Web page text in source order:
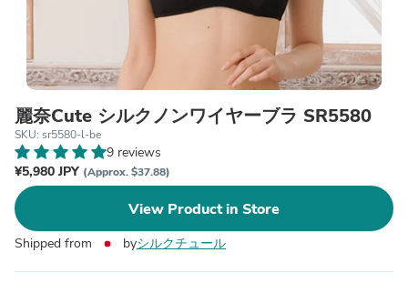
麗奈Cute シルクノンワイヤーブラ SR5580
SKU: sr5580-l-be
9 reviews
¥5,980 JPY (Approx. $37.88)
View Product in Store
Shipped from byシルクチュール